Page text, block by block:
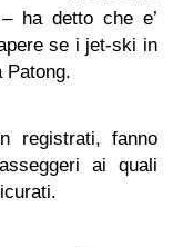
– ha detto che e’
se i jet-ski in
Patong.
registrati, fanno
ai quali